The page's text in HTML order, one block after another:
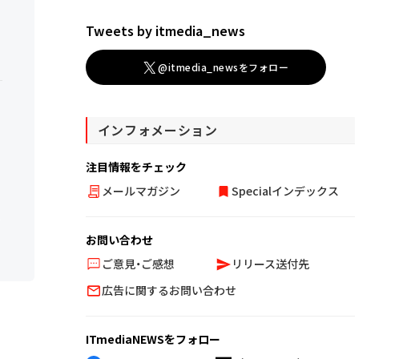
Tweets by itmedia_news
@itmedia_newsをフォロー
インフォメーション
注目情報をチェック
メールマガジン
Specialインデックス
お問い合わせ
ご意見・ご感想
リリース送付先
広告に関するお問い合わせ
ITmediaNEWSをフォロー